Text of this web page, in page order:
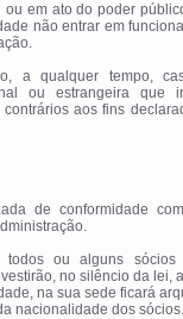
em ato do poder
não entrar em
a qualquer tempo,
ou estrangeira que
aos fins
de conformidade
ou alguns sócios
no silêncio da lei,
na sua sede ficará
nacionalidade dos sócios.